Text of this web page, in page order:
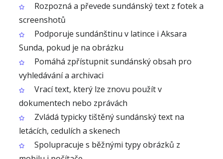
Rozpozná a převede sundánský text z fotek a
screenshotů
Podporuje sundánštinu v latince i Aksara
Sunda, pokud je na obrázku
Pomáhá zpřístupnit sundánský obsah pro
vyhledávání a archivaci
Vrací text, který lze znovu použít v
dokumentech nebo zprávách
Zvládá typicky tištěný sundánský text na
letácích, cedulích a skenech
Spolupracuje s běžnými typy obrázků z